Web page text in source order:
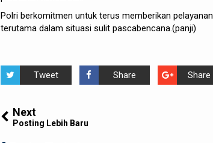
Polri berkomitmen untuk terus memberikan
terutama dalam situasi sulit pascabencana.(panji)
Tweet Share Share
Next
Posting Lebih Baru